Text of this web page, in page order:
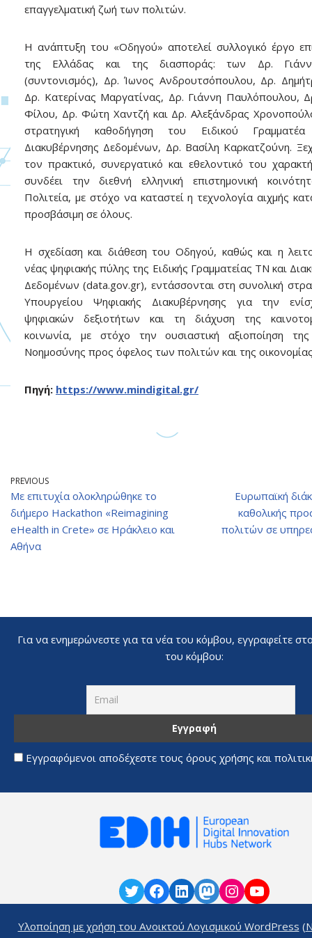
επαγγελματική ζωή των πολιτών.
Η ανάπτυξη του «Οδηγού» αποτελεί συλλογικό έργο
της Ελλάδας και της διασποράς: των Δρ.
(συντονισμός), Δρ. Ίωνος Ανδρουτσόπουλου, Δρ.
Δρ. Κατερίνας Μαργατίνας, Δρ. Γιάννη Παυλόπουλου,
Φίλου, Δρ. Φώτη Χαντζή και Δρ. Αλεξάνδρας
στρατηγική καθοδήγηση του Ειδικού
Διακυβέρνησης Δεδομένων, Δρ. Βασίλη Καρκατζούνη.
τον πρακτικό, συνεργατικό και εθελοντικό του
συνδέει την διεθνή ελληνική επιστημονική
Πολιτεία, με στόχο να καταστεί η τεχνολογία αιχμής
προσβάσιμη σε όλους.
Η σχεδίαση και διάθεση του Οδηγού, καθώς και η
νέας ψηφιακής πύλης της Ειδικής Γραμματείας ΤΝ και
Δεδομένων (data.gov.gr), εντάσσονται στη συνολική
Υπουργείου Ψηφιακής Διακυβέρνησης για την
ψηφιακών δεξιοτήτων και τη διάχυση της
κοινωνία, με στόχο την ουσιαστική αξιοποίηση
Νοημοσύνης προς όφελος των πολιτών και της
Πηγή: https://www.mindigital.gr/
PREVIOUS
Με επιτυχία ολοκληρώθηκε το
διήμερο Hackathon «Reimagining
eHealth in Crete» σε Ηράκλειο και
Αθήνα
Ευρωπαϊκή
καθολικής
πολιτών σε
Για να ενημερώνεστε για τα νέα του κόμβου, εγγραφείτε
του κόμβου:
Εγγραφόμενοι αποδέχεστε τους όρους χρήσης και
Υλοποίηση με χρήση του Ανοικτού Λογισμικού WordPress (